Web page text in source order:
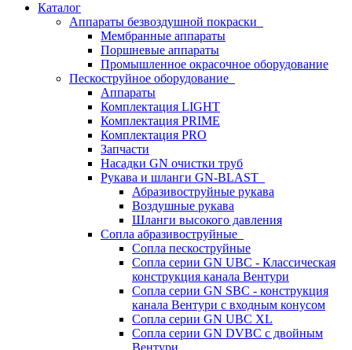
Каталог
Аппараты безвоздушной покраски
Мембранные аппараты
Поршневые аппараты
Промышленное окрасочное оборудование
Пескоструйное оборудование
Аппараты
Комплектация LIGHT
Комплектация PRIME
Комплектация PRO
Запчасти
Насадки GN очистки труб
Рукава и шланги GN-BLAST
Абразивоструйные рукава
Воздушные рукава
Шланги высокого давления
Сопла абразивоструйные
Сопла пескоструйные
Сопла серии GN UBC - Классическая
конструкция канала Вентури
Сопла серии GN SBC - конструкция
канала Вентури c входным конусом
Сопла серии GN UBC XL
Сопла серии GN DVBC с двойным
Вентури